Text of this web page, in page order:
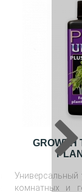
GROWTH
Универсальный
комнатных и